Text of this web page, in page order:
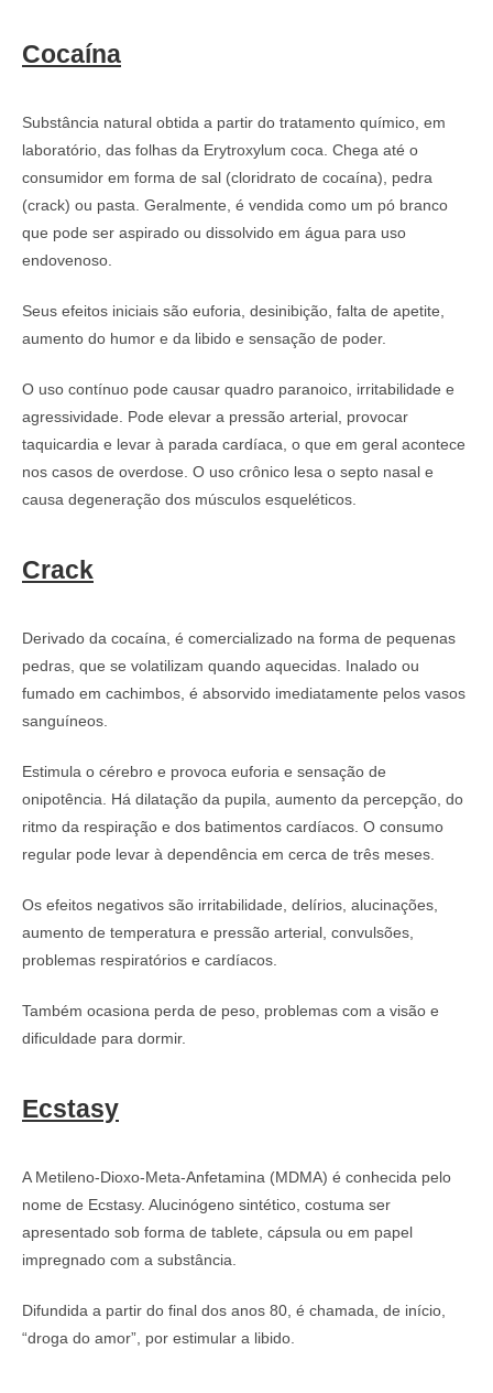
Cocaína
Substância natural obtida a partir do tratamento químico, em
laboratório, das folhas da Erytroxylum coca. Chega até o
consumidor em forma de sal (cloridrato de cocaína), pedra
(crack) ou pasta. Geralmente, é vendida como um pó branco
que pode ser aspirado ou dissolvido em água para uso
endovenoso.
Seus efeitos iniciais são euforia, desinibição, falta de apetite,
aumento do humor e da libido e sensação de poder.
O uso contínuo pode causar quadro paranoico, irritabilidade e
agressividade. Pode elevar a pressão arterial, provocar
taquicardia e levar à parada cardíaca, o que em geral acontece
nos casos de overdose. O uso crônico lesa o septo nasal e
causa degeneração dos músculos esqueléticos.
Crack
Derivado da cocaína, é comercializado na forma de pequenas
pedras, que se volatilizam quando aquecidas. Inalado ou
fumado em cachimbos, é absorvido imediatamente pelos vasos
sanguíneos.
Estimula o cérebro e provoca euforia e sensação de
onipotência. Há dilatação da pupila, aumento da percepção, do
ritmo da respiração e dos batimentos cardíacos. O consumo
regular pode levar à dependência em cerca de três meses.
Os efeitos negativos são irritabilidade, delírios, alucinações,
aumento de temperatura e pressão arterial, convulsões,
problemas respiratórios e cardíacos.
Também ocasiona perda de peso, problemas com a visão e
dificuldade para dormir.
Ecstasy
A Metileno-Dioxo-Meta-Anfetamina (MDMA) é conhecida pelo
nome de Ecstasy. Alucinógeno sintético, costuma ser
apresentado sob forma de tablete, cápsula ou em papel
impregnado com a substância.
Difundida a partir do final dos anos 80, é chamada, de início,
“droga do amor”, por estimular a libido.